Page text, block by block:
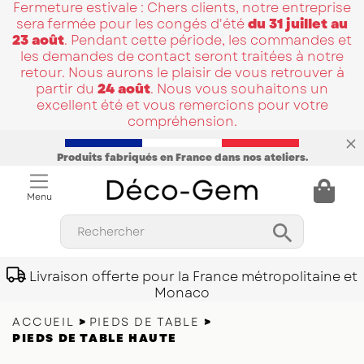
Fermeture estivale : Chers clients, notre entreprise
sera fermée pour les congés d'étédu 31 juillet au
23 août. Pendant cette période, les commandes et
les demandes de contact seront traitées à notre
retour. Nous aurons le plaisir de vous retrouver à
partir du 24 août. Nous vous souhaitons un
excellent été et vous remercions pour votre
compréhension.
Produits fabriqués en France dans nos ateliers.

Rechercher
Menu
Livraison offerte pour la France métropolitaine et
Monaco
ACCUEIL
PIEDS DE TABLE
PIEDS DE TABLE HAUTE